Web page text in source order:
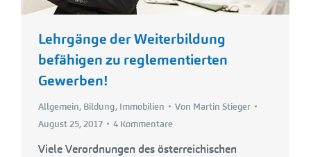
Lehrgänge der Weiterbildung
befähigen zu reglementierten
Gewerben!
Allgemein, Bildung, Immobilien Von Martin Stieger
August 25, 2017
4 Kommentare
Viele Verordnungen des österreichischen